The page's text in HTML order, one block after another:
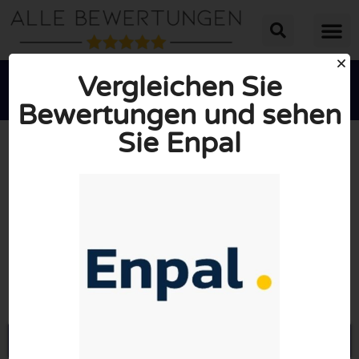

INSGESAMT: 10/10
(0 Bewertungen)
Vergleichen Sie
Bewertungen und sehen
Sie Enpal